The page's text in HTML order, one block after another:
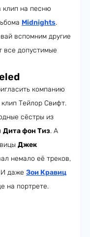
клип на песню
Midnights.
вспомним другие
все допустимые
компанию
Тейлор Свифт.
сёстры из
Дита фон Тиз. А
Джек
немало её треков,
И даже Зои Кравиц
на портрете.